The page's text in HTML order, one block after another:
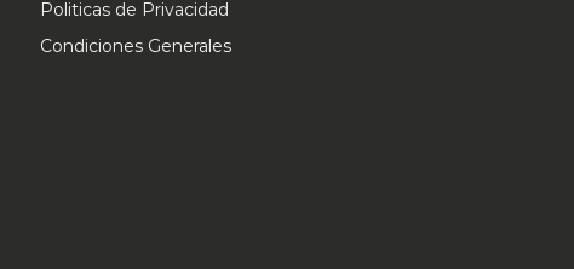
Politicas de Privacidad
Condiciones Generales